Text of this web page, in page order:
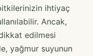
ihtiyaç
Ancak,
edilmesi
yağmur suyunun